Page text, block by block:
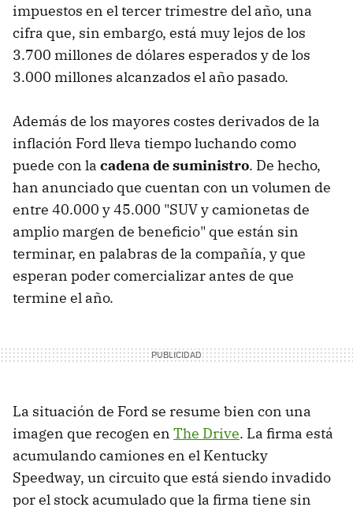
impuestos en el tercer trimestre del año, una
cifra que, sin embargo, está muy lejos de los
3.700 millones de dólares esperados y de los
3.000 millones alcanzados el año pasado.
Además de los mayores costes derivados de la
inflación Ford lleva tiempo luchando como
puede con la cadena de suministro. De hecho,
han anunciado que cuentan con un volumen de
entre 40.000 y 45.000 "SUV y camionetas de
amplio margen de beneficio" que están sin
terminar, en palabras de la compañía, y que
esperan poder comercializar antes de que
termine el año.
La situación de Ford se resume bien con una
imagen que recogen en The Drive. La firma está
acumulando camiones en el Kentucky
Speedway, un circuito que está siendo invadido
por el stock acumulado que la firma tiene sin